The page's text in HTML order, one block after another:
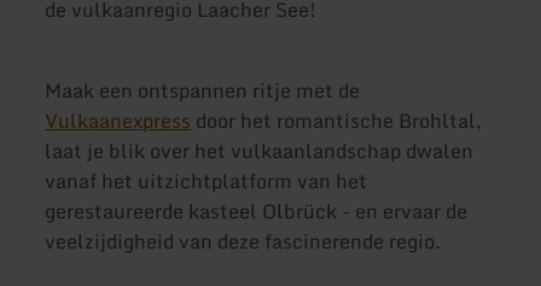
de vulkaanregio Laacher See!
Maak een ontspannen ritje met de
Vulkaanexpress door het romantische Brohltal,
laat je blik over het vulkaanlandschap dwalen
vanaf het uitzichtplatform van het
gerestaureerde kasteel Olbrück - en ervaar de
veelzijdigheid van deze fascinerende regio.